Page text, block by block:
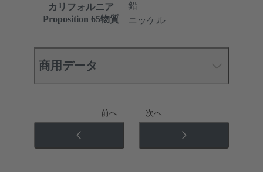
カリフォルニア
Proposition 65物質
鉛
ニッケル
商用データ
前へ 次へ